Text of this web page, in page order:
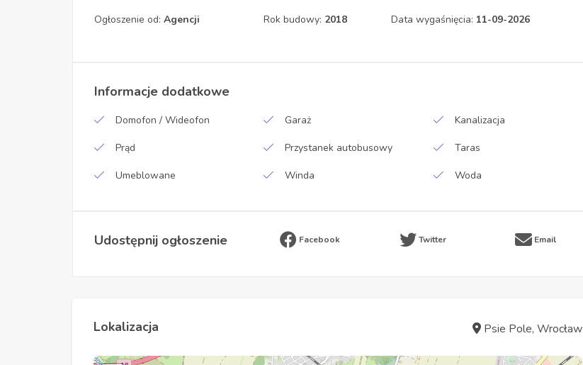
Ogłoszenie od: Agencji Rok budowy: 2018 Data wygaśnięcia: 11-09-2026
Informacje dodatkowe
Domofon / Wideofon Garaż Kanalizacja
Prąd Przystanek autobusowy Taras
Umeblowane Winda Woda
Udostępnij ogłoszenie Facebook Twitter Email
Lokalizacja Psie Pole, Wrocław